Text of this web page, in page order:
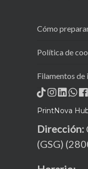
Cómo
Política de
Filamentos de
PrintNova
Dirección:
(GSG)